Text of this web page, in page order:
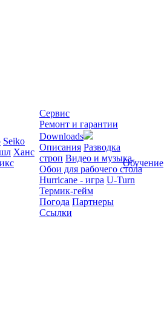
Seiko
Ханс
Сервис
Ремонт и гарантии
Downloads
Описания Разводка
строп Видео и музыка
Обои для рабочего стола
Hurricane - игра U-Turn
Термик-гейм
Погода Партнеры
Ссылки
Обучение